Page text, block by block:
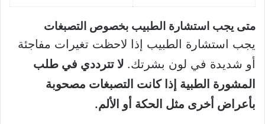
متى يجب استشارة الطبيب بخصوص التصبغات
يجب استشارة الطبيب إذا لاحظت تغيرات مفاجئة
أو شديدة في لون بشرتك. لا تترددي في طلب
المشورة الطبية إذا كانت التصبغات مصحوبة
بأعراض أخرى مثل الحكة أو الألم.